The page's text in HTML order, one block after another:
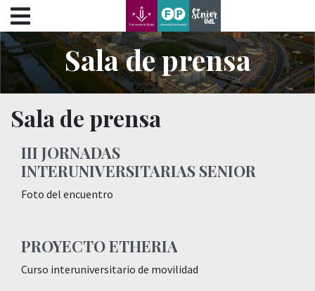
???label.access.jump.content???
???label.access.jump.header???
???label.access.jump.footer???
???label.access.jump.menu???
Sala de prensa
Sala de prensa
III JORNADAS
INTERUNIVERSITARIAS SENIOR
Foto del encuentro
PROYECTO ETHERIA
Curso interuniversitario de movilidad